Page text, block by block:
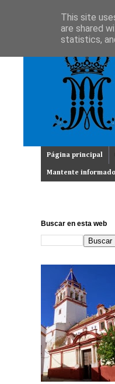
Página principal
Mantente informado
Buscar en esta web
This site
are shared
statistics,